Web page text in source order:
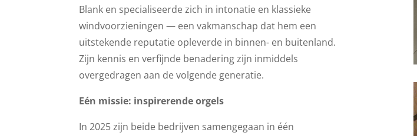
Blank en specialiseerde zich in intonatie en klassieke
windvoorzieningen — een vakmanschap dat hem een
uitstekende reputatie opleverde in binnen- en buitenland.
Zijn kennis en verfijnde benadering zijn inmiddels
overgedragen aan de volgende generatie.
Eén missie: inspirerende orgels
In 2025 zijn beide bedrijven samengegaan in één